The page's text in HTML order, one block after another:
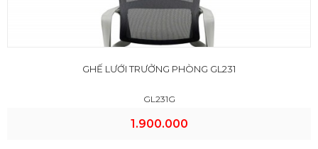
GHẾ LƯỚI TRƯỞNG PHÒNG GL231
GL231G
1.900.000